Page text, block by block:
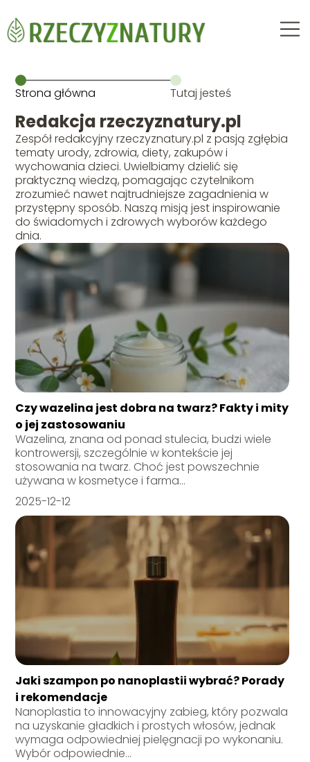
Strona główna Tutaj jesteś
Redakcja rzeczyznatury.pl
Zespół redakcyjny rzeczyznatury.pl z pasją zgłębia
tematy urody, zdrowia, diety, zakupów i
wychowania dzieci. Uwielbiamy dzielić się
praktyczną wiedzą, pomagając czytelnikom
zrozumieć nawet najtrudniejsze zagadnienia w
przystępny sposób. Naszą misją jest inspirowanie
do świadomych i zdrowych wyborów każdego
dnia.
Czy wazelina jest dobra na twarz? Fakty i mity
o jej zastosowaniu
Wazelina, znana od ponad stulecia, budzi wiele
kontrowersji, szczególnie w kontekście jej
stosowania na twarz. Choć jest powszechnie
używana w kosmetyce i farma...
2025-12-12
Jaki szampon po nanoplastii wybrać? Porady
i rekomendacje
Nanoplastia to innowacyjny zabieg, który pozwala
na uzyskanie gładkich i prostych włosów, jednak
wymaga odpowiedniej pielęgnacji po wykonaniu.
Wybór odpowiednie...